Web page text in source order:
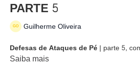
PARTE 5
Guilherme Oliveira
Defesas de Ataques de Pé | parte 5,
Saiba mais